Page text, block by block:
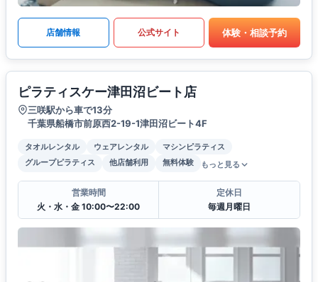
店舗情報 公式サイト 体験・相談予約
ピラティスケー津田沼ビート店
三咲駅から車で13分
千葉県船橋市前原西2-19-1津田沼ビート4F
タオルレンタル ウェアレンタル
マシンピラティス
グループピラティス
他店舗利用 無料体験 もっと見る
営業時間
火・水・金 10:00〜22:00
定休日
毎週月曜日